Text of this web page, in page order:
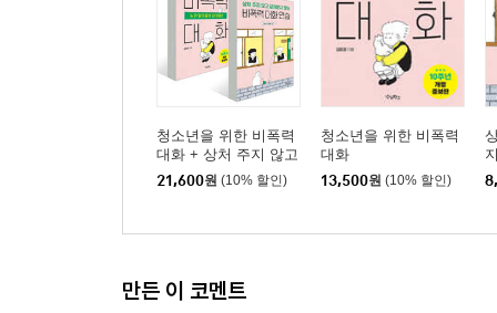
부탁과 감사 | 부탁의 유형 | 부탁의 방법 | 부탁인
8장 자기 공감 205
내 마음을 내가 봅니다 | 자기 공감이 필요한 순간
9장 공감으로 듣기 233
10장 분노에서 열정으로 265
청소년을 위한 비폭력
대화 + 상처 주지 않고
상처받지 않는 비폭력
대화 연습 세트
21,600원 (10% 할인)
청소년을 위한 비폭력
대화
13,500원 (10% 할인)
만든 이 코멘트